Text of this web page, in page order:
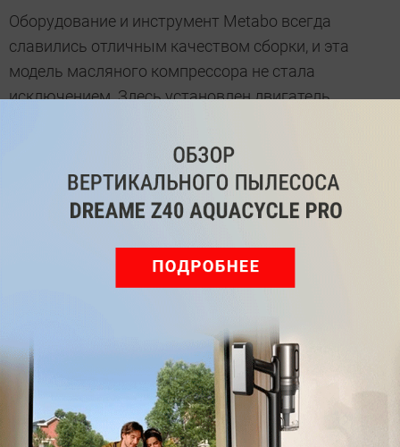
Оборудование и инструмент Metabo всегда
славились отличным качеством сборки, и эта
модель масляного компрессора не стала
исключением. Здесь установлен двигатель
производительности на входе в 200 л/мин. На
выходе прибор выдает 110 л/мин — на первый
взгляд довольно мало, но для отделочных
ремонтных работ вполне хватит. С компрессором
может работать любое оборудование, для
которого достаточно давления в 8 бар. Для
Отметим, что данная модель оснащена функцией
регулировки давления, которая позволяет
выставить нужный показатель в зависимости от